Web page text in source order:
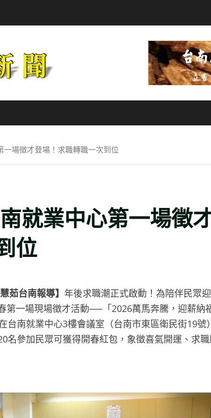
一場徵才登場！求職轉職一次到位
就業中心第一場徵
位
茹台南報導】 年後求職潮正式啟動！為陪伴民眾
第一場現場徵才活動──「2026萬馬奔騰，迎薪納
台南就業中心3樓會議室（台南市東區衛民街19
名參加民眾可獲得開春紅包，象徵喜氣開運、求